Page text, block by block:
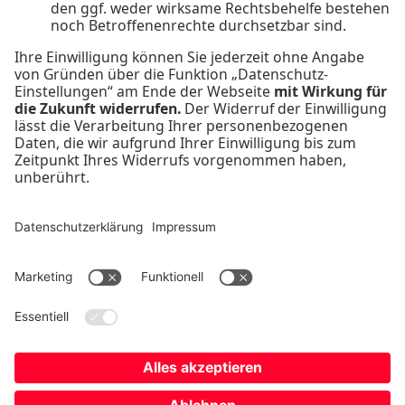
0208/85 87-133
Fax:
0208/85 87-119
E-Mail:
presse@radionrw.de
Kontakt Impressum Datenschutz